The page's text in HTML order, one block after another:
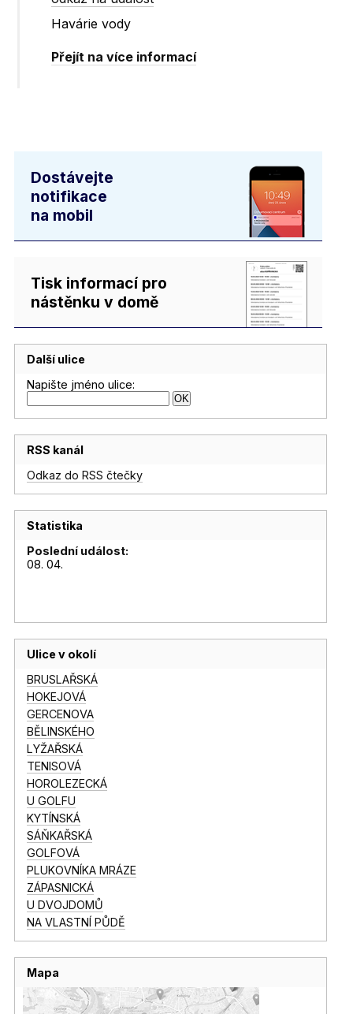
Havárie vody
Přejít na více informací
Dostávejte
notifikace
na mobil
Tisk informací pro
nástěnku v domě
Další ulice
Napište jméno ulice:
RSS kanál
Odkaz do RSS čtečky
Statistika
Poslední událost:
08. 04.
Ulice v okolí
BRUSLAŘSKÁ
HOKEJOVÁ
GERCENOVA
BĚLINSKÉHO
LYŽAŘSKÁ
TENISOVÁ
HOROLEZECKÁ
U GOLFU
KYTÍNSKÁ
SÁŇKAŘSKÁ
GOLFOVÁ
PLUKOVNÍKA MRÁZE
ZÁPASNICKÁ
U DVOJDOMŮ
NA VLASTNÍ PŮDĚ
Mapa